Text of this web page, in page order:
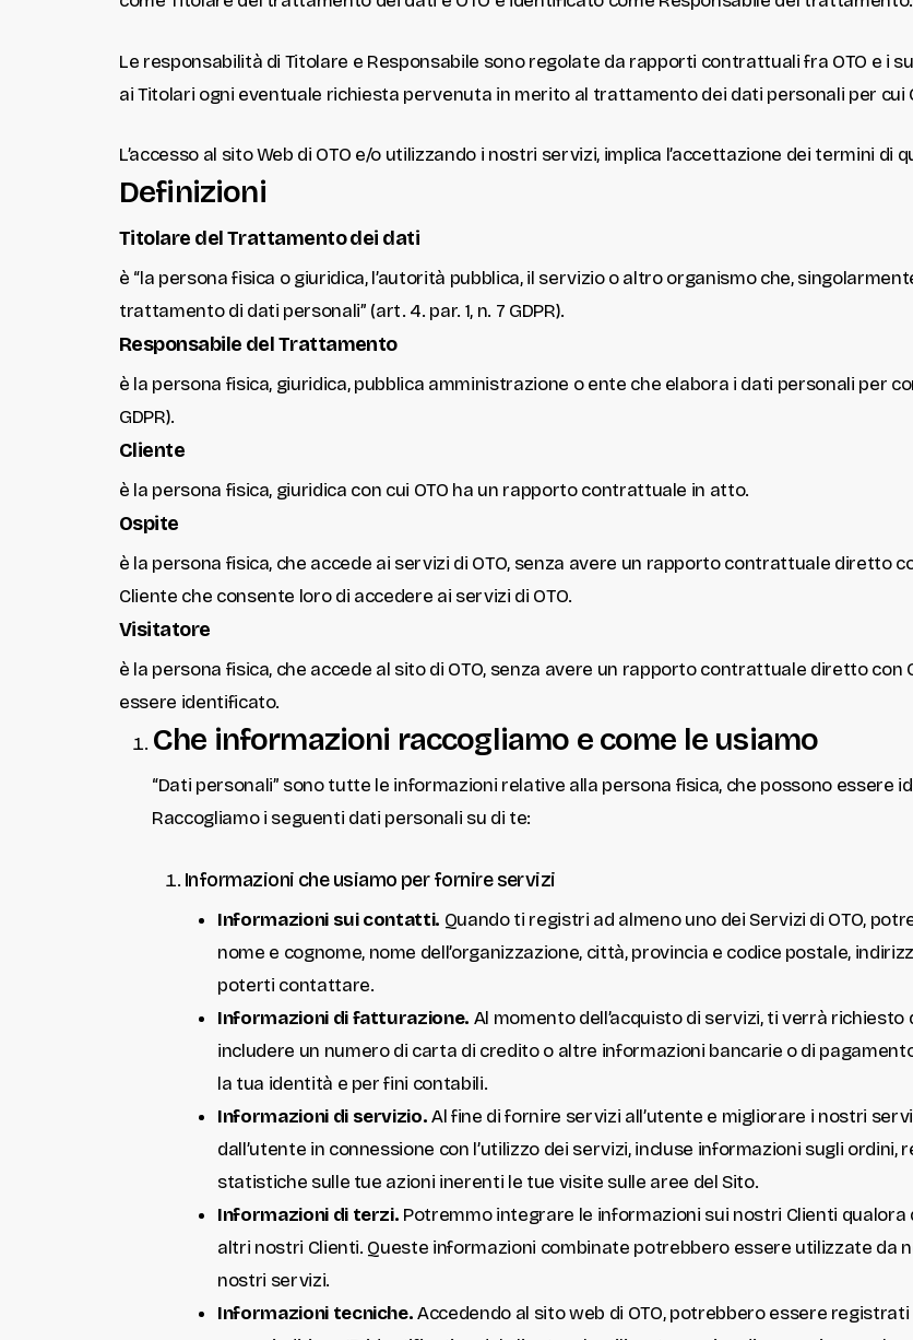
Le responsabilità di Titolare e Responsabile sono regolate da rapporti contrattuali fra OTO e i
ai Titolari ogni eventuale richiesta pervenuta in merito al trattamento dei dati personali per cui
L’accesso al sito Web di OTO e/o utilizzando i nostri servizi, implica l’accettazione dei termini di
Definizioni
Titolare del Trattamento dei dati
è “la persona fisica o giuridica, l’autorità pubblica, il servizio o altro organismo che,
trattamento di dati personali” (art. 4. par. 1, n. 7 GDPR).
Responsabile del Trattamento
è la persona fisica, giuridica, pubblica amministrazione o ente che elabora i dati personali per
GDPR).
Cliente
è la persona fisica, giuridica con cui OTO ha un rapporto contrattuale in atto.
Ospite
è la persona fisica, che accede ai servizi di OTO, senza avere un rapporto contrattuale diretto
Cliente che consente loro di accedere ai servizi di OTO.
Visitatore
è la persona fisica, che accede al sito di OTO, senza avere un rapporto contrattuale diretto con
essere identificato.
Che informazioni raccogliamo e come le usiamo
“Dati personali” sono tutte le informazioni relative alla persona fisica, che possono
Raccogliamo i seguenti dati personali su di te:
Informazioni che usiamo per fornire servizi
Informazioni sui contatti. Quando ti registri ad almeno uno dei Servizi di OTO,
nome e cognome, nome dell’organizzazione, città, provincia e codice postale,
poterti contattare.
Informazioni di fatturazione. Al momento dell’acquisto di servizi, ti verrà
includere un numero di carta di credito o altre informazioni bancarie o di
la tua identità e per fini contabili.
Informazioni di servizio.Al fine di fornire servizi all’utente e migliorare i nostri
dall’utente in connessione con l’utilizzo dei servizi, incluse informazioni sugli
statistiche sulle tue azioni inerenti le tue visite sulle aree del Sito.
Informazioni di terzi. Potremmo integrare le informazioni sui nostri Clienti
altri nostri Clienti. Queste informazioni combinate potrebbero essere utilizzate da
nostri servizi.
Informazioni tecniche.Accedendo al sito web di OTO, potrebbero essere